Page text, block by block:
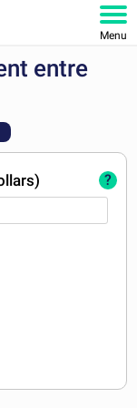
Menu
entre
?